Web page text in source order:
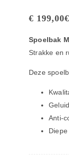
€ 199,00€
Spoelbak
Strakke en
Deze
Anti-